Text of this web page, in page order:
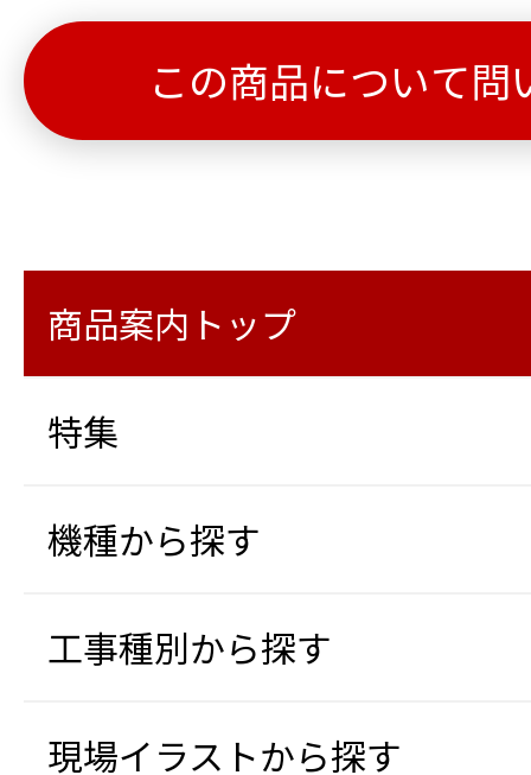
この商品について問
商品案内トップ
特集
機種から探す
工事種別から探す
現場イラストから探す